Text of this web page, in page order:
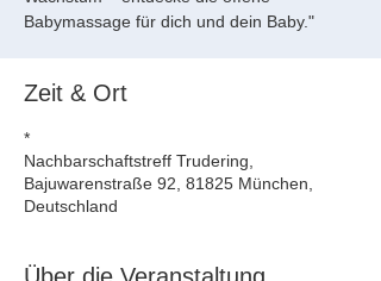
Babymassage für dich und dein Baby."
Zeit & Ort
*
Nachbarschaftstreff Trudering,
Bajuwarenstraße 92, 81825 München,
Deutschland